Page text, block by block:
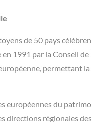
de 50 pays
1991 par la Conseil
permettant
européennes du
directions régionales